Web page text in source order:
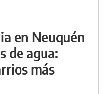
en Neuquén
de agua:
más